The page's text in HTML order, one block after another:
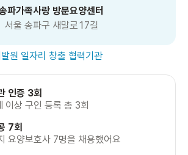
파가족사랑 방문요양센터
서울 송파구 새말로17길
원 일자리 창출 협력기관
인증 3회
이상 구인 등록 총 3회
7회
요양보호사 7명을 채용했어요